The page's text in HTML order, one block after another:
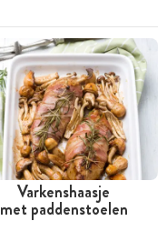
Varkenshaasje
met paddenstoelen